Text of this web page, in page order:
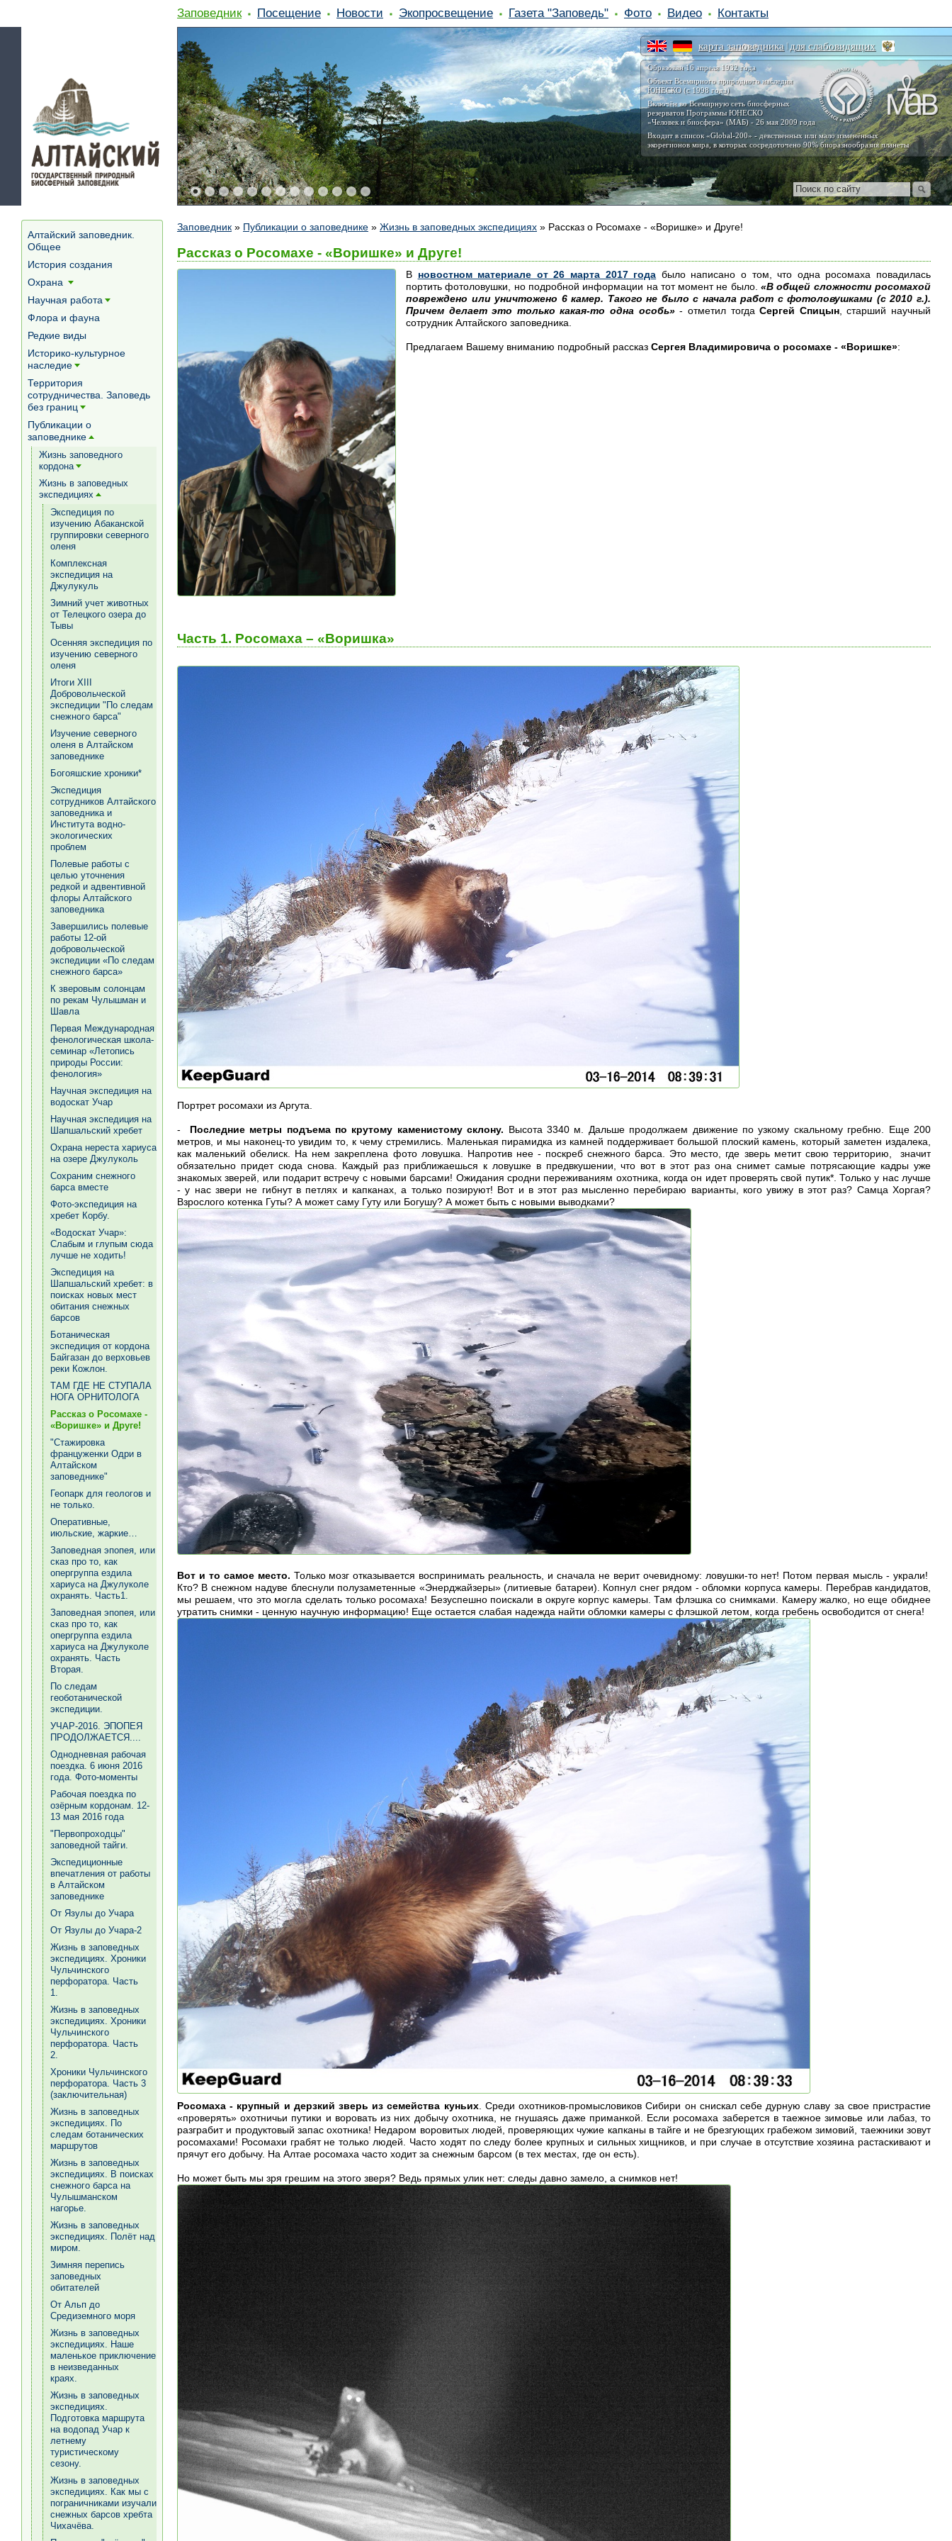
карта заповедника | для слабовидящих
Образован 16 апреля 1932 года
Объект Всемирного природного наследия
ЮНЕСКО (с 1998 года)
Включён во Всемирную сеть биосферных
резерватов Программы ЮНЕСКО
«Человек и биосфера» (МАБ) - 26 мая 2009 года
Входит в список «Global-200» - девственных или мало изменённых
экорегионов мира, в которых сосредоточено 90% биоразнообразия планеты
Заповедник Посещение Новости Экопросвещение Газета "Заповедь" Фото Видео Контакты
Заповедник » Публикации о заповеднике » Жизнь в заповедных экспедициях » Рассказ о Росомахе - «Воришке» и Друге!
Рассказ о Росомахе - «Воришке» и Друге!
В новостном материале от 26 марта 2017 года было написано о том, что одна росомаха повадилась
портить фотоловушки, но подробной информации на тот момент не было.«В общей сложности росомахой
повреждено или уничтожено 6 камер. Такого не было с начала работ с фотоловушками (с 2010 г.).
Причем делает это только какая-то одна особь»- отметил тогдаСергей Спицын, старший научный
сотрудник Алтайского заповедника.
Предлагаем Вашему вниманию подробный рассказ Сергея Владимировича о росомахе - «Воришке»:
Часть 1. Росомаха – «Воришка»
Портрет росомахи из Аргута.
- Последние метры подъема по крутому каменистому склону. Высота 3340 м. Дальше продолжаем движение по узкому скальному гребню. Еще 200
метров, и мы наконец-то увидим то, к чему стремились. Маленькая пирамидка из камней поддерживает большой плоский камень, который заметен издалека,
как маленький обелиск. На нем закреплена фото ловушка. Напротив нее - поскреб снежного барса. Это место, где зверь метит свою территорию, значит
обязательно придет сюда снова. Каждый раз приближаешься к ловушке в предвкушении, что вот в этот раз она снимет самые потрясающие кадры уже
знакомых зверей, или подарит встречу с новыми барсами! Ожидания сродни переживаниям охотника, когда он идет проверять свой путик*. Только у нас лучше
- у нас звери не гибнут в петлях и капканах, а только позируют! Вот и в этот раз мысленно перебираю варианты, кого увижу в этот раз? Самца Хоргая?
Взрослого котенка Гуты? А может саму Гуту или Богушу? А может быть с новыми выводками?
Вот и то самое место. Только мозг отказывается воспринимать реальность, и сначала не верит очевидному: ловушки-то нет! Потом первая мысль - украли!
Кто? В снежном надуве блеснули полузаметенные «Энерджайзеры» (литиевые батареи). Копнул снег рядом - обломки корпуса камеры. Перебрав кандидатов,
мы решаем, что это могла сделать только росомаха! Безуспешно поискали в округе корпус камеры. Там флэшка со снимками. Камеру жалко, но еще обиднее
утратить снимки - ценную научную информацию! Еще остается слабая надежда найти обломки камеры с флэшкой летом, когда гребень освободится от снега!
Росомаха - крупный и дерзкий зверь из семейства куньих. Среди охотников-промысловиков Сибири он снискал себе дурную славу за свое пристрастие
«проверять» охотничьи путики и воровать из них добычу охотника, не гнушаясь даже приманкой. Если росомаха заберется в таежное зимовье или лабаз, то
разграбит и продуктовый запас охотника! Недаром воровитых людей, проверяющих чужие капканы в тайге и не брезгующих грабежом зимовий, таежники зовут
росомахами! Росомахи грабят не только людей. Часто ходят по следу более крупных и сильных хищников, и при случае в отсутствие хозяина растаскивают и
прячут его добычу. На Алтае росомаха часто ходит за снежным барсом (в тех местах, где он есть).
Но может быть мы зря грешим на этого зверя? Ведь прямых улик нет: следы давно замело, а снимков нет!
Алтайский заповедник.
Общее
История создания
Охрана
Научная работа
Флора и фауна
Редкие виды
Историко-культурное
наследие
Территория
сотрудничества. Заповедь
без границ
Публикации о
заповеднике [+]
Жизнь заповедного
кордона
Жизнь в заповедных
экспедициях [+]
Экспедиция по
изучению Абаканской
группировки северного
оленя
Комплексная
экспедиция на
Джулукуль
Зимний учет животных
от Телецкого озера до
Тывы
Осенняя экспедиция по
изучению северного
оленя
Итоги XIII
Добровольческой
экспедиции "По следам
снежного барса"
Изучение северного
оленя в Алтайском
заповеднике
Богояшские хроники*
Экспедиция
сотрудников Алтайского
заповедника и
Института водно-
экологических
проблем
Полевые работы с
целью уточнения
редкой и адвентивной
флоры Алтайского
заповедника
Завершились полевые
работы 12-ой
добровольческой
экспедиции «По следам
снежного барса»
К зверовым солонцам
по рекам Чулышман и
Шавла
Первая Международная
фенологическая школа-
семинар «Летопись
природы России:
фенология»
Научная экспедиция на
водоскат Учар
Научная экспедиция на
Шапшальский хребет
Охрана нереста хариуса
на озере Джулуколь
Сохраним снежного
барса вместе
Фото-экспедиция на
хребет Корбу.
«Водоскат Учар»:
Слабым и глупым сюда
лучше не ходить!
Экспедиция на
Шапшальский хребет: в
поисках новых мест
обитания снежных
барсов
Ботаническая
экспедиция от кордона
Байгазан до верховьев
реки Кожлон.
ТАМ ГДЕ НЕ СТУПАЛА
НОГА ОРНИТОЛОГА
Рассказ о Росомахе -
«Воришке» и Друге!
"Стажировка
француженки Одри в
Алтайском
заповеднике"
Геопарк для геологов и
не только.
Оперативные,
июльские, жаркие…
Заповедная эпопея, или
сказ про то, как
опергруппа ездила
хариуса на Джулуколе
охранять. Часть1.
Заповедная эпопея, или
сказ про то, как
опергруппа ездила
хариуса на Джулуколе
охранять. Часть
Вторая.
По следам
геоботанической
экспедиции.
УЧАР-2016. ЭПОПЕЯ
ПРОДОЛЖАЕТСЯ....
Однодневная рабочая
поездка. 6 июня 2016
года. Фото-моменты
Рабочая поездка по
озёрным кордонам. 12-
13 мая 2016 года
"Первопроходцы"
заповедной тайги.
Экспедиционные
впечатления от работы
в Алтайском
заповеднике
От Язулы до Учара
От Язулы до Учара-2
Жизнь в заповедных
экспедициях. Хроники
Чульчинского
перфоратора. Часть
1.
Жизнь в заповедных
экспедициях. Хроники
Чульчинского
перфоратора. Часть
2.
Хроники Чульчинского
перфоратора. Часть 3
(заключительная)
Жизнь в заповедных
экспедициях. По
следам ботанических
маршрутов
Жизнь в заповедных
экспедициях. В поисках
снежного барса на
Чулышманском
нагорье.
Жизнь в заповедных
экспедициях. Полёт над
миром.
Зимняя перепись
заповедных
обитателей
От Альп до
Средиземного моря
Жизнь в заповедных
экспедициях. Наше
маленькое приключение
в неизведанных
краях.
Жизнь в заповедных
экспедициях.
Подготовка маршрута
на водопад Учар к
летнему
туристическому
сезону.
Жизнь в заповедных
экспедициях. Как мы с
пограничниками изучали
снежных барсов хребта
Чихачёва.